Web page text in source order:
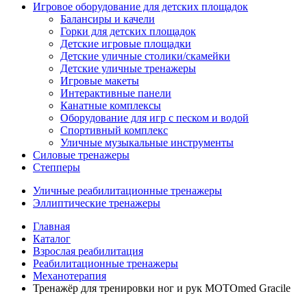
Игровое оборудование для детских площадок
Балансиры и качели
Горки для детских площадок
Детские игровые площадки
Детские уличные столики/скамейки
Детские уличные тренажеры
Игровые макеты
Интерактивные панели
Канатные комплексы
Оборудование для игр с песком и водой
Спортивный комплекс
Уличные музыкальные инструменты
Силовые тренажеры
Степперы
Уличные реабилитационные тренажеры
Эллиптические тренажеры
Главная
Каталог
Взрослая реабилитация
Реабилитационные тренажеры
Механотерапия
Тренажёр для тренировки ног и рук MOTOmed Gracile